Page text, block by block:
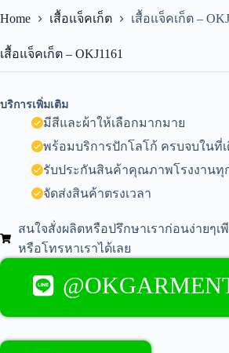
Home เสื้อแจ็คเก็ต เสื้อแจ็คเก็ต –
เสื้อแจ็คเก็ต – OKJ1161
บริการเพิ่มเติม
มีสีและผ้าให้เลือกมากมาย
พร้อมบริการปักโลโก้ ครบจบในที่เ
รับประกันสินค้าคุณภาพโรงงานทุ
จัดส่งสินค้าตรงเวลา
สนใจสั่งผลิตหรือปรึกษาเราก่อนง่ายๆเ
หรือโทรหาเราได้เลย